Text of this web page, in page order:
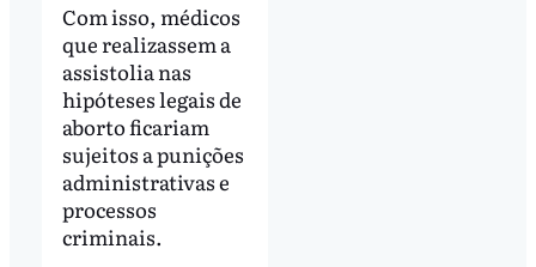
Com isso, médicos
que realizassem a
assistolia nas
hipóteses legais de
aborto ficariam
sujeitos a punições
administrativas e
processos
criminais.